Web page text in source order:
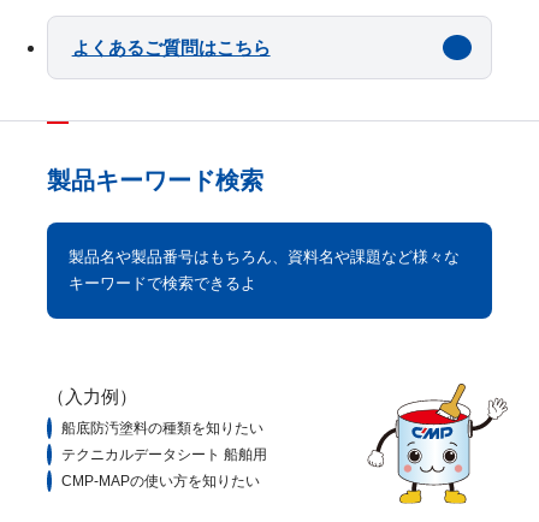
よくあるご質問はこちら
製品キーワード検索
製品名や製品番号はもちろん、資料名や課題など様々な
キーワードで検索できるよ
（入力例）
船底防汚塗料の種類を知りたい
テクニカルデータシート 船舶用
CMP-MAPの使い方を知りたい